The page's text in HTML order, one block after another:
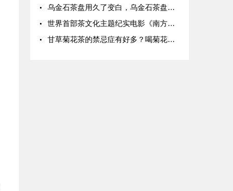
乌金石茶盘用久了变白，乌金石茶盘为什么越用越发白？
世界首部茶文化主题纪实电影《南方嘉木》在君山岛开拍
甘草菊花茶的禁忌症有好多？喝菊花茶的禁忌与作用